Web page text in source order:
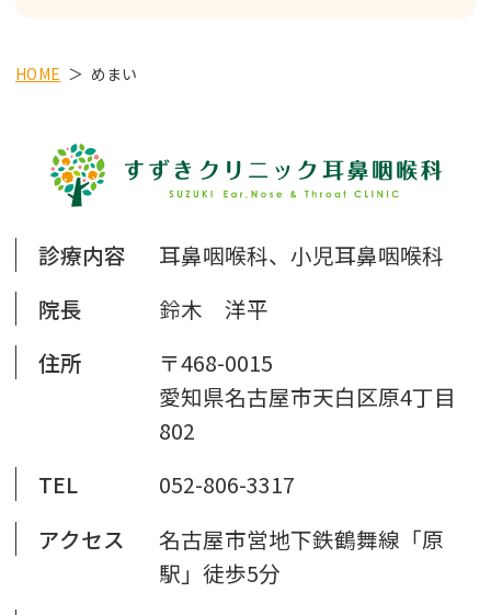
HOME めまい
診療内容
耳鼻咽喉科、小児耳鼻咽喉科
院長
鈴木 洋平
住所
〒468-0015
愛知県名古屋市天白区原4丁目
802
TEL
052-806-3317
アクセス
名古屋市営地下鉄鶴舞線「原
駅」徒歩5分